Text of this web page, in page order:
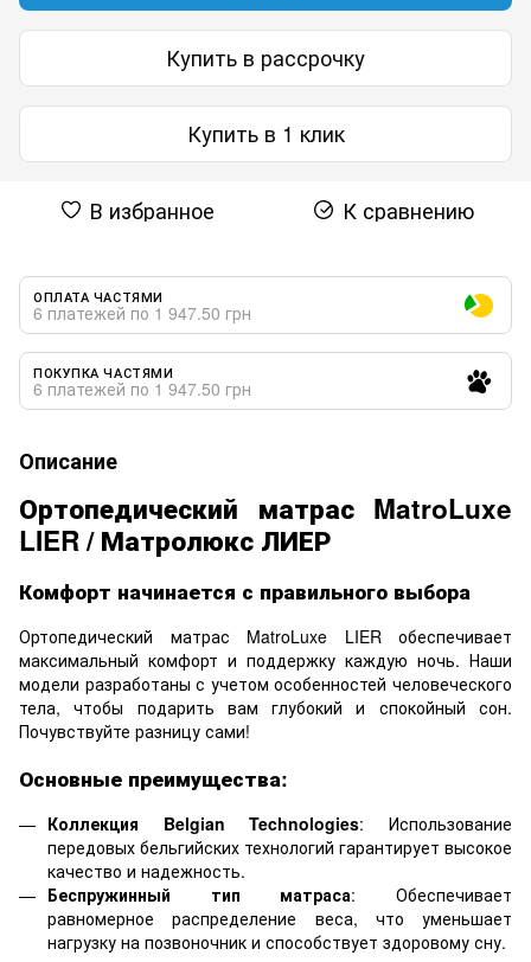
Купить в рассрочку
Купить в 1 клик
В избранное К сравнению
ОПЛАТА ЧАСТЯМИ
6 платежей по 1 947.50 грн
ПОКУПКА ЧАСТЯМИ
6 платежей по 1 947.50 грн
Описание
Ортопедический матрас MatroLuxe
LIER / Матролюкс ЛИЕР
Комфорт начинается с правильного выбора
Ортопедический матрас MatroLuxe LIER обеспечивает
максимальный комфорт и поддержку каждую ночь. Наши
модели разработаны с учетом особенностей человеческого
тела, чтобы подарить вам глубокий и спокойный сон.
Почувствуйте разницу сами!
Основные преимущества:
Коллекция Belgian Technologies: Использование
передовых бельгийских технологий гарантирует высокое
качество и надежность.
Беспружинный тип матраса: Обеспечивает
равномерное распределение веса, что уменьшает
нагрузку на позвоночник и способствует здоровому сну.